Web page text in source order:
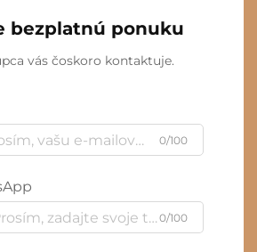
bezplatnú ponuku
vás čoskoro kontaktuje.
0/100
0/100